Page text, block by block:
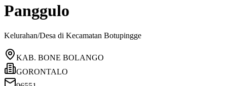
Panggulo
Kelurahan/Desa di Kecamatan Botupingge
KAB. BONE BOLANGO
GORONTALO